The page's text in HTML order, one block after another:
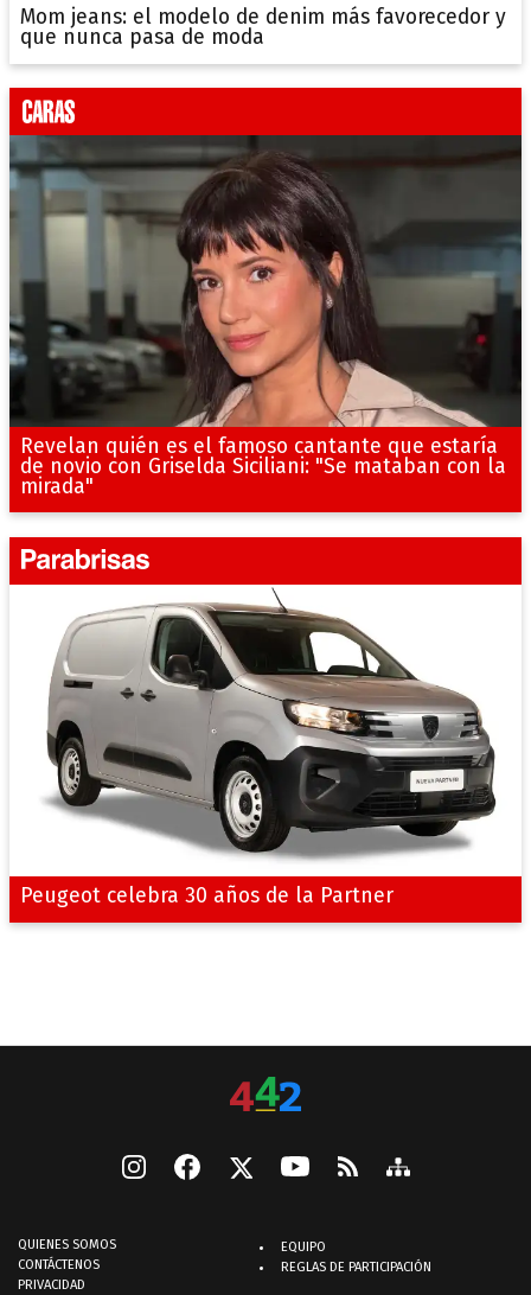
Mom jeans: el modelo de denim más favorecedor y
que nunca pasa de moda
Revelan quién es el famoso cantante que estaría
de novio con Griselda Siciliani: "Se mataban con la
mirada"
Peugeot celebra 30 años de la Partner
QUIENES SOMOS
CONTÁCTENOS
PRIVACIDAD
EQUIPO
REGLAS DE PARTICIPACIÓN